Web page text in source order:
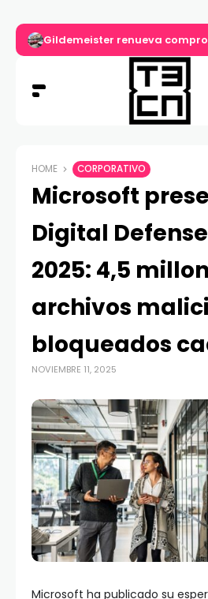
Gildemeister renueva
HOME CORPORATIVO
Microsoft
Digital
2025: 4,5
archivos
bloqueados
NOVIEMBRE 11, 2025
Microsoft ha publicado su